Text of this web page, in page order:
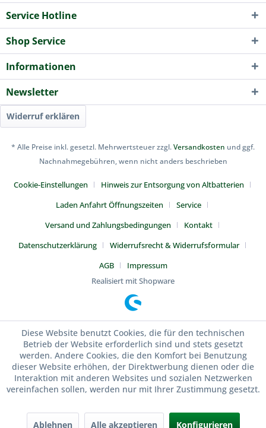
Service Hotline
Shop Service
Informationen
Newsletter
Widerruf erklären
* Alle Preise inkl. gesetzl. Mehrwertsteuer zzgl.Versandkosten und ggf.
Nachnahmegebühren, wenn nicht anders beschrieben
Cookie-Einstellungen
Hinweis zur Entsorgung von Altbatterien
Laden Anfahrt Öffnungszeiten
Service
Versand und Zahlungsbedingungen
Kontakt
Datenschutzerklärung
Widerrufsrecht & Widerrufsformular
AGB
Impressum
Realisiert mit Shopware
Diese Website benutzt Cookies, die für den technischen
Betrieb der Website erforderlich sind und stets gesetzt
werden. Andere Cookies, die den Komfort bei Benutzung
dieser Website erhöhen, der Direktwerbung dienen oder die
Interaktion mit anderen Websites und sozialen Netzwerken
vereinfachen sollen, werden nur mit Ihrer Zustimmung gesetzt.
Ablehnen Alle akzeptieren Konfigurieren